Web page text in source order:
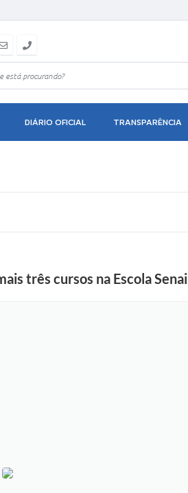
DIÁRIO OFICIAL TRANSPARÊNCIA
três cursos na Escola Senai